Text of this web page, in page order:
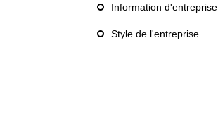
Information d'entreprise
Style de l'entreprise